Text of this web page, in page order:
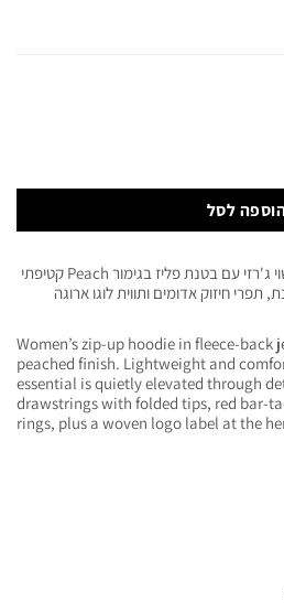
לסל
סווטשירט קפוצ'ון בצבע שחור, עשוי ג'רזי עם בטנת פליז בגימור Peach קטיפתי
תפרי חיזוק אדומים ותווית לוגו ארוגה
Women’s zip-up hoodie in fleece-back
peached finish. Lightweight and
essential is quietly elevated through
drawstrings with folded tips, red bar-
rings, plus a woven logo label at the